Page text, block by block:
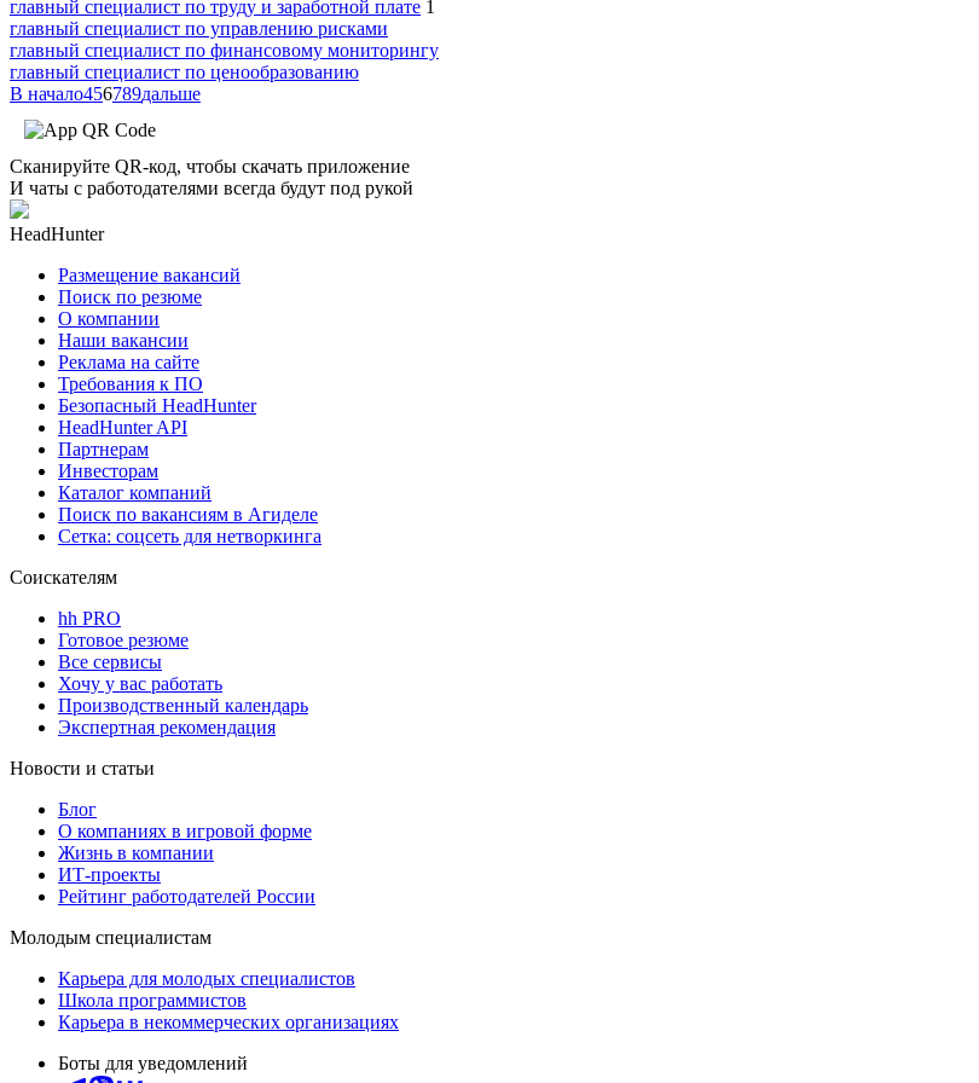
главный специалист по труду и заработной плате 1
главный специалист по управлению рисками
главный специалист по финансовому мониторингу
главный специалист по ценообразованию
В начало456789дальше
Сканируйте QR-код, чтобы скачать приложение
И чаты с работодателями всегда будут под рукой
HeadHunter
Размещение вакансий
Поиск по резюме
О компании
Наши вакансии
Реклама на сайте
Требования к ПО
Безопасный HeadHunter
HeadHunter API
Партнерам
Инвесторам
Каталог компаний
Поиск по вакансиям в Агиделе
Сетка: соцсеть для нетворкинга
Соискателям
hh PRO
Готовое резюме
Все сервисы
Хочу у вас работать
Производственный календарь
Экспертная рекомендация
Новости и статьи
Блог
О компаниях в игровой форме
Жизнь в компании
ИТ-проекты
Рейтинг работодателей России
Молодым специалистам
Карьера для молодых специалистов
Школа программистов
Карьера в некоммерческих организациях
Боты для уведомлений